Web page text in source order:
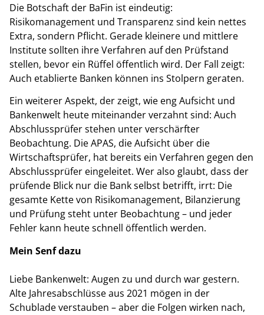
Die Botschaft der BaFin ist eindeutig:
Risikomanagement und Transparenz sind kein nettes
Extra, sondern Pflicht. Gerade kleinere und mittlere
Institute sollten ihre Verfahren auf den Prüfstand
stellen, bevor ein Rüffel öffentlich wird. Der Fall zeigt:
Auch etablierte Banken können ins Stolpern geraten.
Ein weiterer Aspekt, der zeigt, wie eng Aufsicht und
Bankenwelt heute miteinander verzahnt sind: Auch
Abschlussprüfer stehen unter verschärfter
Beobachtung. Die APAS, die Aufsicht über die
Wirtschaftsprüfer, hat bereits ein Verfahren gegen den
Abschlussprüfer eingeleitet. Wer also glaubt, dass der
prüfende Blick nur die Bank selbst betrifft, irrt: Die
gesamte Kette von Risikomanagement, Bilanzierung
und Prüfung steht unter Beobachtung – und jeder
Fehler kann heute schnell öffentlich werden.
Mein Senf dazu
Liebe Bankenwelt: Augen zu und durch war gestern.
Alte Jahresabschlüsse aus 2021 mögen in der
Schublade verstauben – aber die Folgen wirken nach,